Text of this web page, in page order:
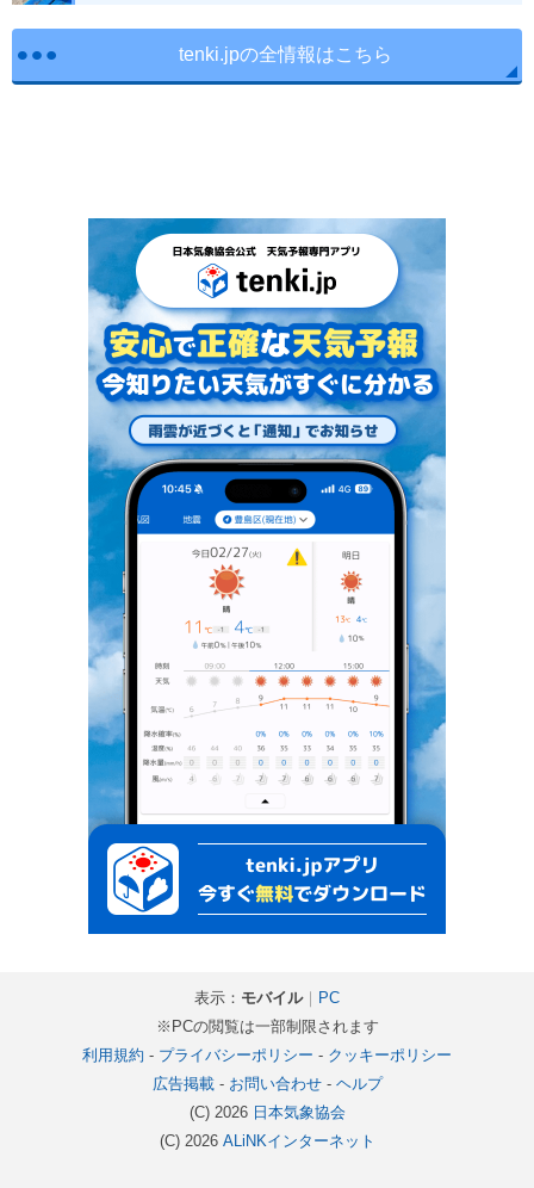
tenki.jpの全情報はこちら
表示： モバイル｜ PC
※PCの閲覧は一部制限されます
利用規約 - プライバシーポリシー - クッキーポリシー
広告掲載- お問い合わせ- ヘルプ
(C) 2026 日本気象協会
(C) 2026 ALiNKインターネット